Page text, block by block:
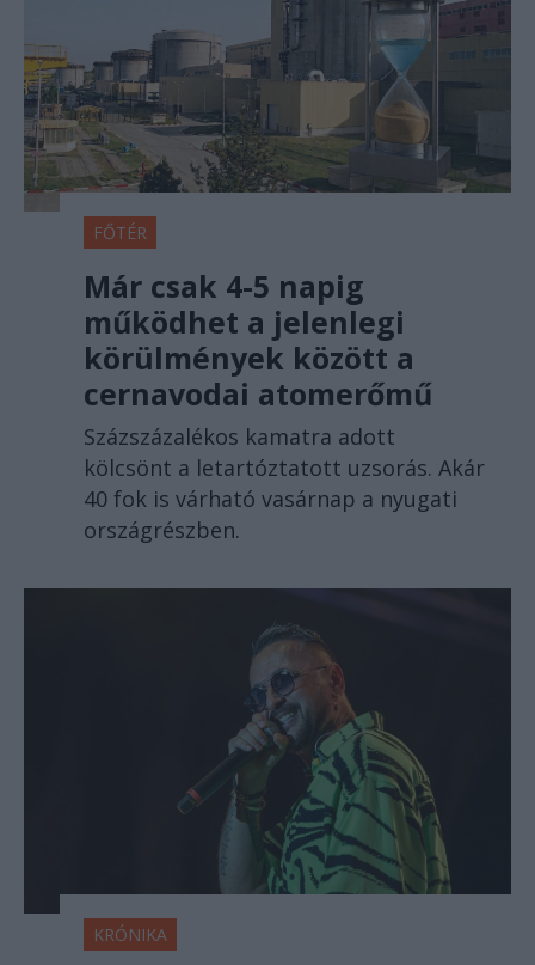
FŐTÉR
Már csak 4-5 napig
működhet a jelenlegi
körülmények között a
cernavodai atomerőmű
Százszázalékos kamatra adott
kölcsönt a letartóztatott uzsorás. Akár
40 fok is várható vasárnap a nyugati
országrészben.
KRÓNIKA